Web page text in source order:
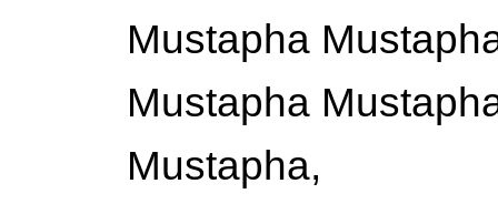
Mustapha
Mustapha
Mustapha,